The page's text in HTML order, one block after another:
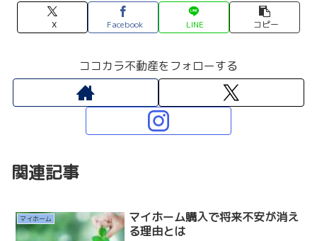
X Facebook LINE コピー
ココカラ不動産をフォローする
関連記事
マイホーム
マイホーム購入で将来不安が消え
る理由とは